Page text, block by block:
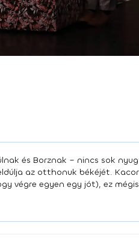
és Borznak – nincs sok
az otthonuk békéjét.
végre egyen egy jót), ez